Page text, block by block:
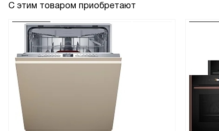
С этим товаром приобретают